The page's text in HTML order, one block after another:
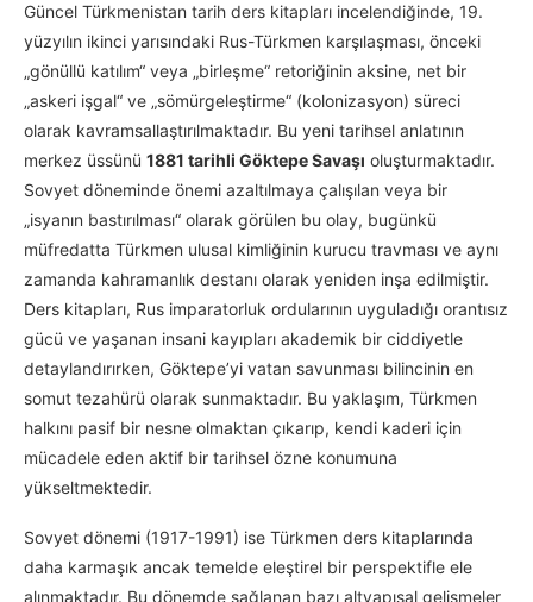
Güncel Türkmenistan tarih ders kitapları incelendiğinde, 19.
yüzyılın ikinci yarısındaki Rus-Türkmen karşılaşması, önceki
„gönüllü katılım“ veya „birleşme“ retoriğinin aksine, net bir
„askeri işgal“ ve „sömürgeleştirme“ (kolonizasyon) süreci
olarak kavramsallaştırılmaktadır. Bu yeni tarihsel anlatının
merkez üssünü 1881 tarihli Göktepe Savaşı oluşturmaktadır.
Sovyet döneminde önemi azaltılmaya çalışılan veya bir
„isyanın bastırılması“ olarak görülen bu olay, bugünkü
müfredatta Türkmen ulusal kimliğinin kurucu travması ve aynı
zamanda kahramanlık destanı olarak yeniden inşa edilmiştir.
Ders kitapları, Rus imparatorluk ordularının uyguladığı orantısız
gücü ve yaşanan insani kayıpları akademik bir ciddiyetle
detaylandırırken, Göktepe’yi vatan savunması bilincinin en
somut tezahürü olarak sunmaktadır. Bu yaklaşım, Türkmen
halkını pasif bir nesne olmaktan çıkarıp, kendi kaderi için
mücadele eden aktif bir tarihsel özne konumuna
yükseltmektedir.
Sovyet dönemi (1917-1991) ise Türkmen ders kitaplarında
daha karmaşık ancak temelde eleştirel bir perspektifle ele
alınmaktadır. Bu dönemde sağlanan bazı altyapısal gelişmeler